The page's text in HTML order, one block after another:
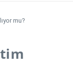
mu?